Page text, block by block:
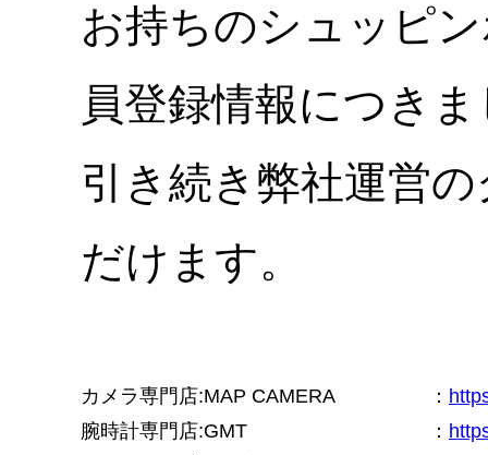
お持ちのシュッピ
員登録情報につき
引き続き弊社運営
だけます。
カメラ専門店:MAP CAMERA ：
腕時計専門店:GMT
：